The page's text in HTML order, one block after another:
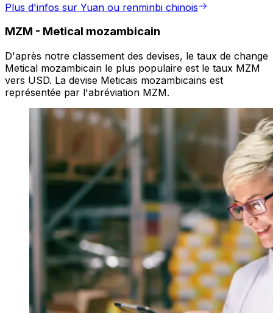
Plus d'infos sur Yuan ou renminbi chinois
MZM - Metical mozambicain
D'après notre classement des devises, le taux de change
Metical mozambicain le plus populaire est le taux MZM
vers USD. La devise Meticais mozambicains est
représentée par l'abréviation MZM.